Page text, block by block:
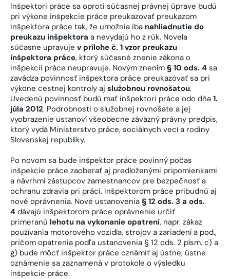
Inšpektori práce sa oproti súčasnej právnej úprave budú
pri výkone inšpekcie práce preukazovať preukazom
inšpektora práce tak, že umožnia iba nahliadnutie do
preukazu inšpektora a nevydajú ho z rúk. Novela
súčasne upravuje v prílohe č. 1 vzor preukazu
inšpektora práce, ktorý súčasné znenie zákona o
inšpekcii práce neupravuje. Novým znením § 10 ods. 4 sa
zavádza povinnosť inšpektora práce preukazovať sa pri
výkone cestnej kontroly aj služobnou rovnošatou.
Uvedenú povinnosť budú mať inšpektori práce odo dňa 1.
júla 2012. Podrobnosti o služobnej rovnošate a jej
vyobrazenie ustanoví všeobecne záväzný právny predpis,
ktorý vydá Ministerstvo práce, sociálnych vecí a rodiny
Slovenskej republiky.
Po novom sa bude inšpektor práce povinný počas
inšpekcie práce zaoberať aj predloženými pripomienkami
a návrhmi zástupcov zamestnancov pre bezpečnosť a
ochranu zdravia pri práci. Inšpektorom práce pribudnú aj
nové oprávnenia. Nové ustanovenia § 12 ods. 3 a ods.
4 dávajú inšpektorom práce oprávnenie určiť
primeranú lehotu na vykonanie opatrení, napr. zákaz
používania motorového vozidla, strojov a zariadení a pod.,
pričom opatrenia podľa ustanovenia § 12 ods. 2 písm. c) a
g) bude môcť inšpektor práce oznámiť aj ústne, ústne
oznámenie sa zaznamená v protokole o výsledku
inšpekcie práce.